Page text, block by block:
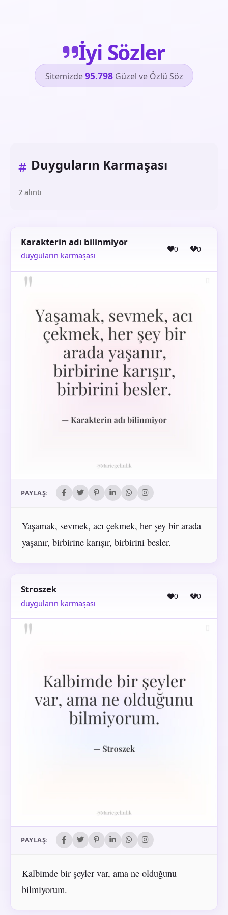
İyi Sözler
Sitemizde95.798Güzel ve Özlü Söz
# Duyguların Karmaşası
2 alıntı
Karakterin adı bilinmiyor
duyguların karmaşası
0 0
PAYLAŞ:
Yaşamak, sevmek, acı çekmek, her şey bir arada
yaşanır, birbirine karışır, birbirini besler.
Stroszek
duyguların karmaşası
0 0
PAYLAŞ:
Kalbimde bir şeyler var, ama ne olduğunu
bilmiyorum.